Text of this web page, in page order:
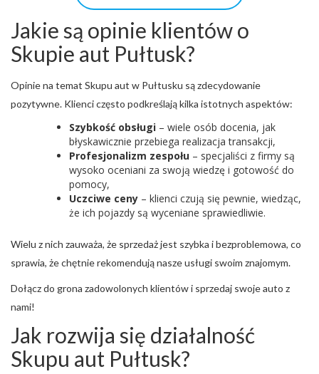
Jakie są opinie klientów o
Skupie aut Pułtusk?
Opinie na temat Skupu aut w Pułtusku są zdecydowanie
pozytywne. Klienci często podkreślają kilka istotnych aspektów:
Szybkość obsługi – wiele osób docenia, jak
błyskawicznie przebiega realizacja transakcji,
Profesjonalizm zespołu – specjaliści z firmy są
wysoko oceniani za swoją wiedzę i gotowość do
pomocy,
Uczciwe ceny – klienci czują się pewnie, wiedząc,
że ich pojazdy są wyceniane sprawiedliwie.
Wielu z nich zauważa, że sprzedaż jest szybka i bezproblemowa, co
sprawia, że chętnie rekomendują nasze usługi swoim znajomym.
Dołącz do grona zadowolonych klientów i sprzedaj swoje auto z
nami!
Jak rozwija się działalność
Skupu aut Pułtusk?